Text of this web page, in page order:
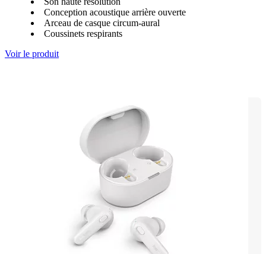
Conception acoustique arrière ouverte
Arceau de casque circum-aural
Coussinets respirants
Voir le produit